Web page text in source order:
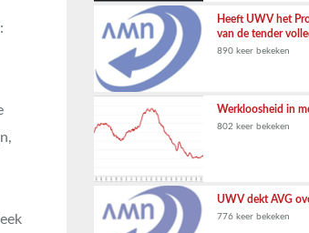
Heeft UWV het
van de tender
890 keer bekeken
Werkloosheid in
802 keer bekeken
UWV dekt AVG
776 keer bekeken